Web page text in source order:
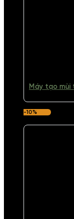
Máy tạo mùi
-10%